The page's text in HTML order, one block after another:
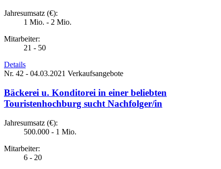
Jahresumsatz (€):
1 Mio. - 2 Mio.
Mitarbeiter:
21 - 50
Details
Nr. 42 - 04.03.2021 Verkaufsangebote
Bäckerei u. Konditorei in einer beliebten
Touristenhochburg sucht Nachfolger/in
Jahresumsatz (€):
500.000 - 1 Mio.
Mitarbeiter:
6 - 20